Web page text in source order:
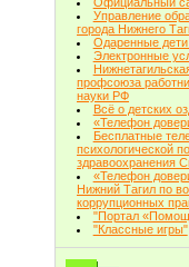
Управление
города Нижнего
Одаренные дети
Электронные
профсоюза
науки РФ
Всё о детских
«Телефон
Бесплатные
психологической
здравоохранения
«Телефон
Нижний Тагил по
коррупционных
"Портал
"Классные игры"